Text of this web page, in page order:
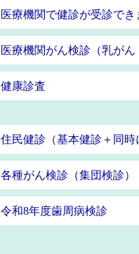
医療機関で健診が受診でき
医療機関がん検診（乳がん
健康診査
住民健診（基本健診＋同時
各種がん検診（集団検診）
令和8年度歯周病検診